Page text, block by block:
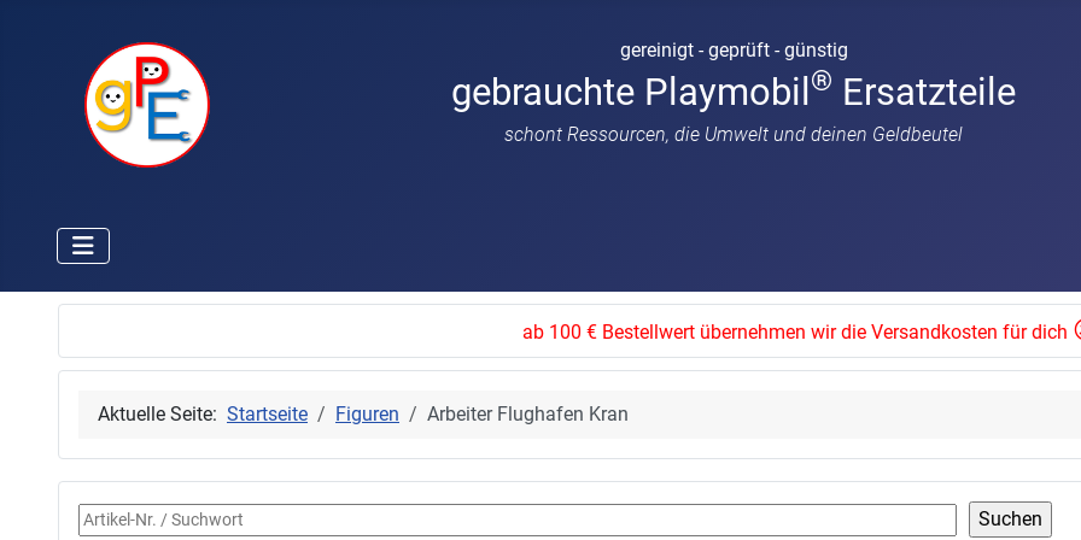
gereinigt - geprüft - günstig
gebrauchte Playmobil ® Ersatzteile
schont Ressourcen, die Umwelt und deinen Geldbeutel
ab 100 € Bestellwert übernehmen wir die Versandkosten für dich
Aktuelle Seite: Startseite Figuren Arbeiter Flughafen Kran